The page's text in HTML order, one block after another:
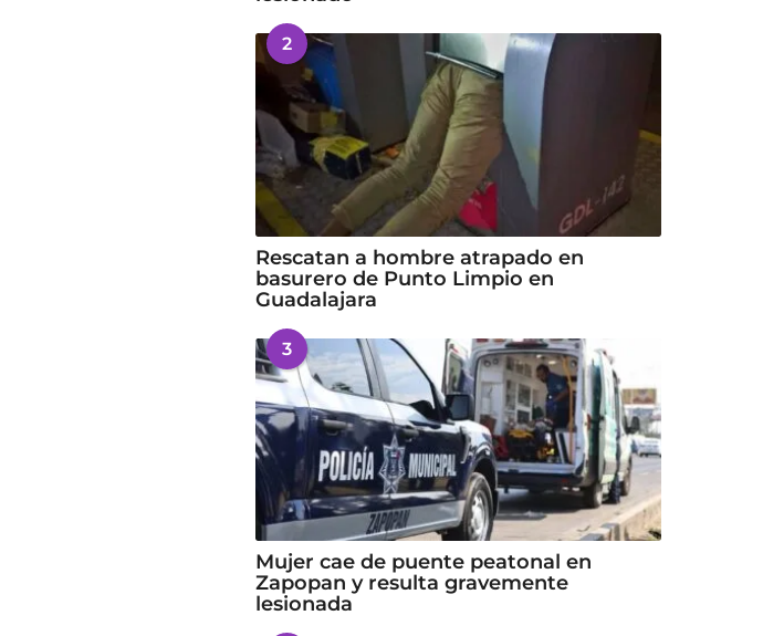
2
Rescatan a hombre atrapado en
basurero de Punto Limpio en
Guadalajara
3
Mujer cae de puente peatonal en
Zapopan y resulta gravemente
lesionada